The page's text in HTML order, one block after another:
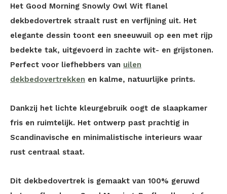
Het Good Morning Snowly Owl Wit flanel
dekbedovertrek straalt rust en verfijning uit. Het
elegante dessin toont een sneeuwuil op een met rijp
bedekte tak, uitgevoerd in zachte wit- en grijstonen.
Perfect voor liefhebbers van uilen
dekbedovertrekken en kalme, natuurlijke prints.
Dankzij het lichte kleurgebruik oogt de slaapkamer
fris en ruimtelijk. Het ontwerp past prachtig in
Scandinavische en minimalistische interieurs waar
rust centraal staat.
Dit dekbedovertrek is gemaakt van 100% geruwd